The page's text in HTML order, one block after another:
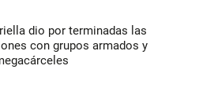
dio por terminadas las
con grupos armados y